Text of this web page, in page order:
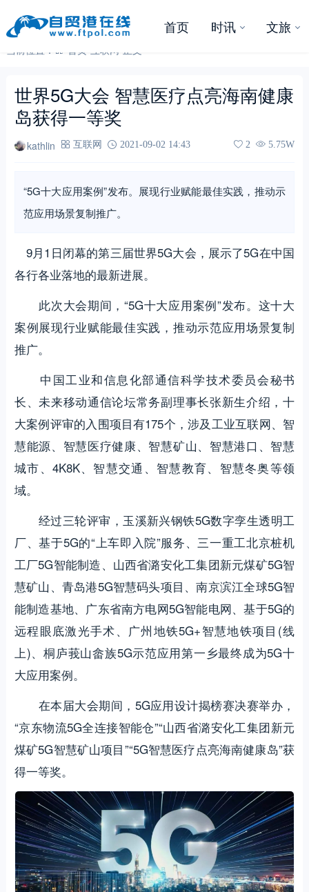
首页 时讯 文旅
当前位置： 首页 互联网 正文
世界5G大会 智慧医疗点亮海南健康
岛获得一等奖
kathlin 互联网 2021-09-02 14:43 2 5.75W
“5G十大应用案例”发布。展现行业赋能最佳实践，推动示
范应用场景复制推广。
9月1日闭幕的第三届世界5G大会，展示了5G在中国
各行各业落地的最新进展。
此次大会期间，“5G十大应用案例”发布。这十大
案例展现行业赋能最佳实践，推动示范应用场景复制
推广。
中国工业和信息化部通信科学技术委员会秘书
长、未来移动通信论坛常务副理事长张新生介绍，十
大案例评审的入围项目有175个，涉及工业互联网、智
慧能源、智慧医疗健康、智慧矿山、智慧港口、智慧
城市、4K8K、智慧交通、智慧教育、智慧冬奥等领
域。
经过三轮评审，玉溪新兴钢铁5G数字孪生透明工
厂、基于5G的“上车即入院”服务、三一重工北京桩机
工厂5G智能制造、山西省潞安化工集团新元煤矿5G智
慧矿山、青岛港5G智慧码头项目、南京滨江全球5G智
能制造基地、广东省南方电网5G智能电网、基于5G的
远程眼底激光手术、广州地铁5G+智慧地铁项目(线
上)、桐庐莪山畲族5G示范应用第一乡最终成为5G十
大应用案例。
在本届大会期间，5G应用设计揭榜赛决赛举办，
“京东物流5G全连接智能仓”“山西省潞安化工集团新元
煤矿5G智慧矿山项目”“5G智慧医疗点亮海南健康岛”获
得一等奖。